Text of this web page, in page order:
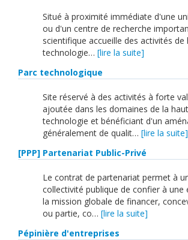
Situé à proximité immédiate d'une
ou d'un centre de recherche
scientifique accueille des activités de
technologie… [lire la suite]
Parc technologique
Site réservé à des activités à forte
ajoutée dans les domaines de la
technologie et bénéficiant d'un
généralement de qualit… [lire la suite]
[PPP] Partenariat Public-Privé
Le contrat de partenariat permet à
collectivité publique de confier à une
la mission globale de financer,
ou partie, co… [lire la suite]
Pépinière d'entreprises